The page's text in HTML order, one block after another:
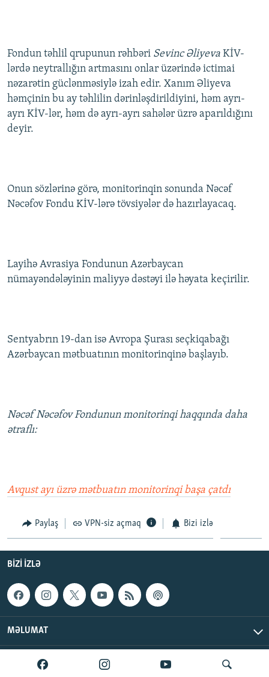
Fondun təhlil qrupunun rəhbəri Sevinc Əliyeva KİV-
lərdə neytrallığın artmasını onlar üzərində ictimai
nəzarətin güclənməsiylə izah edir. Xanım Əliyeva
həmçinin bu ay təhlilin dərinləşdirildiyini, həm ayrı-
ayrı KİV-lər, həm də ayrı-ayrı sahələr üzrə aparıldığını
deyir.
Onun sözlərinə görə, monitorinqin sonunda Nəcəf
Nəcəfov Fondu KİV-lərə tövsiyələr də hazırlayacaq.
Layihə Avrasiya Fondunun Azərbaycan
nümayəndələyinin maliyyə dəstəyi ilə həyata keçirilir.
Sentyabrın 19-dan isə Avropa Şurası seçkiqabağı
Azərbaycan mətbuatının monitorinqinə başlayıb.
Nəcəf Nəcəfov Fondunun monitorinqi haqqında daha
ətraflı:
Avqust ayı üzrə mətbuatın monitorinqi başa çatdı
Paylaş VPN-siz açmaq Bizi izlə
BIZI IZLƏ
MƏLUMAT
AzadlıqRadiosu © 2026 Inc. | Bütün hüquqlar qorunur